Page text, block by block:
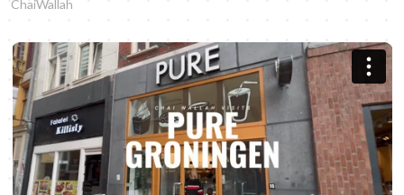
ChaiWallah